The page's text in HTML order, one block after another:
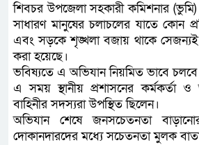
শিবচর উপজেলা সহকারী কমিশনার
সাধারণ মানুষের চলাচলের যাতে কোন
এবং সড়কে শৃঙ্খলা বজায় থাকে
করা হয়েছে।
ভবিষ্যতে এ অভিযান নিয়মিত ভাবে
এ সময় স্থানীয় প্রশাসনের কর্মকর্তা ও
বাহিনীর সদস্যরা উপস্থিত ছিলেন।
অভিযান শেষে জনসচেতনতা
দোকানদারদের মধ্যে সচেতনতা মুলক